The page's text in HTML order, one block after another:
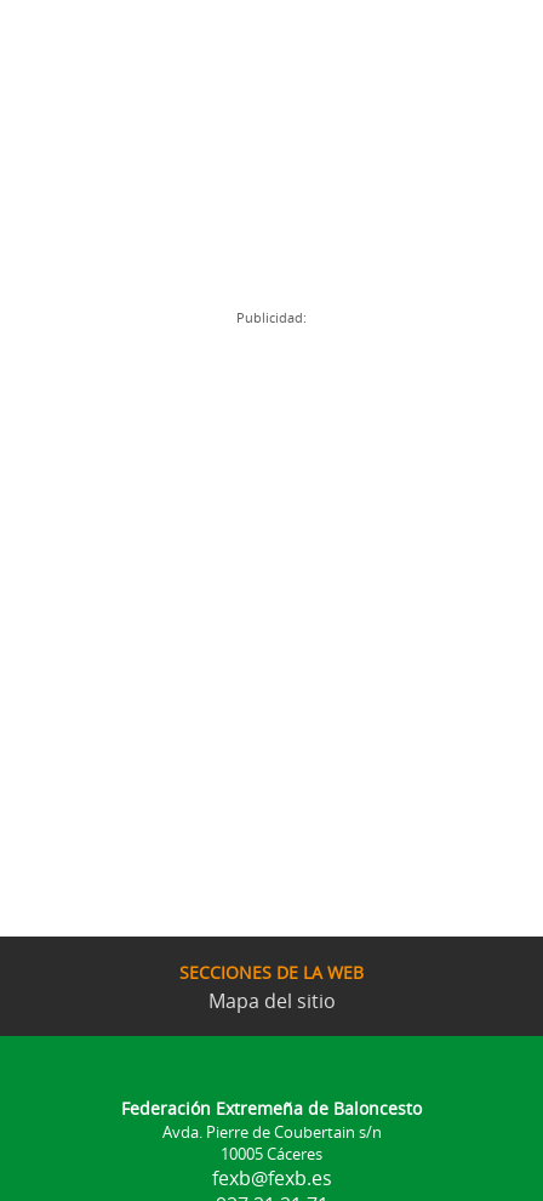
Publicidad:
SECCIONES DE LA WEB
Mapa del sitio
Federación Extremeña de Baloncesto
Avda. Pierre de Coubertain s/n
10005 Cáceres
fexb@fexb.es